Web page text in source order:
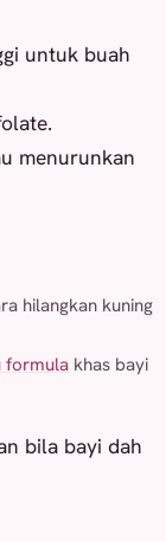
untuk buah
menurunkan
hilangkan kuning
formula khas bayi
bila bayi dah